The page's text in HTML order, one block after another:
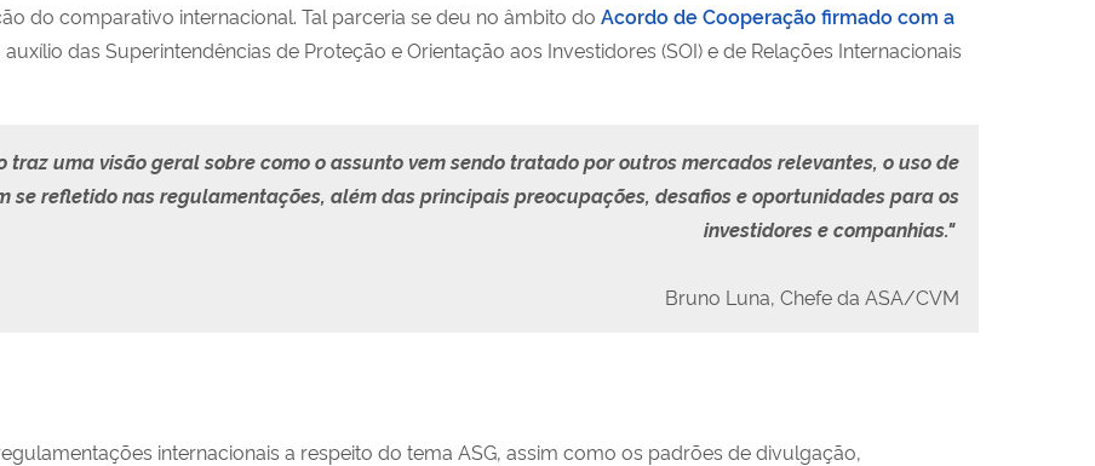
do comparativo internacional. Tal parceria se deu no âmbito do Acordo de Cooperação firmado com a
das Superintendências de Proteção e Orientação aos Investidores (SOI) e de Relações Internacionais
traz uma visão geral sobre como o assunto vem sendo tratado por outros mercados relevantes, o uso de
se refletido nas regulamentações, além das principais preocupações, desafios e oportunidades para os
investidores e companhias."
Bruno Luna, Chefe da ASA/CVM
internacionais a respeito do tema ASG, assim como os padrões de divulgação,